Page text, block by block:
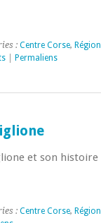
: Centre Corse,
| Permaliens
et son histoire
: Centre Corse,